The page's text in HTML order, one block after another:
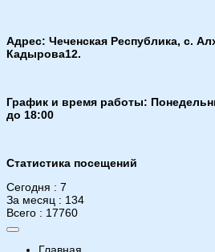
Адрес: Чеченская Республика, с.
Кадырова12.
График и время работы:
до 18:00
Статистика посещений
Сегодня : 7
За месяц : 134
Всего : 17760